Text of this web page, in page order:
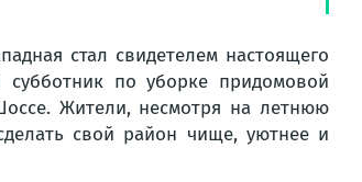
стал свидетелем настоящего
по уборке придомовой
Жители, несмотря на летнюю
свой район чище, уютнее и